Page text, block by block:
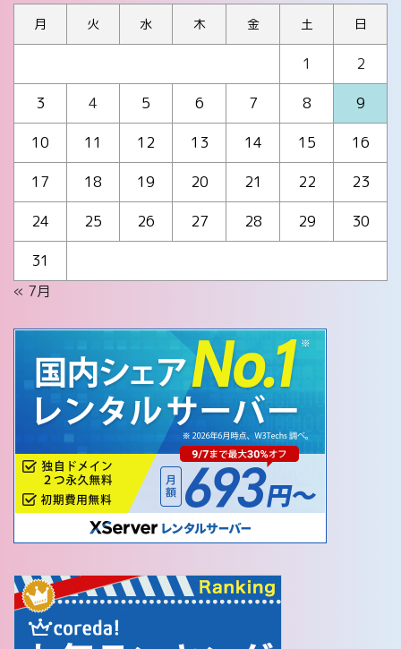
月
火 水 木 金 土 日
1
2
3
4 5 6 7 8
9
10
11 12 13 14 15
16
17
18 19 20 21 22
23
24
25 26 27 28 29
30
31
« 7月